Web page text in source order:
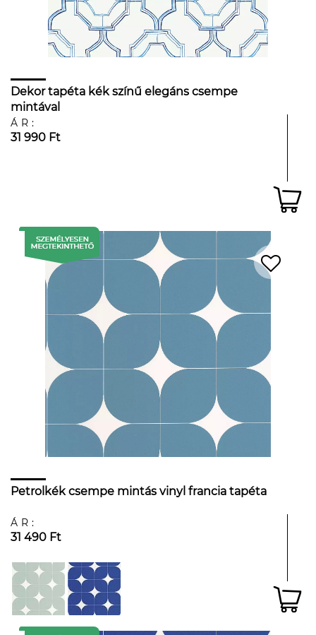
Dekor tapéta kék színű elegáns csempe
mintával
ÁR:
31 990 Ft
Petrolkék csempe mintás vinyl francia tapéta
ÁR:
31 490 Ft